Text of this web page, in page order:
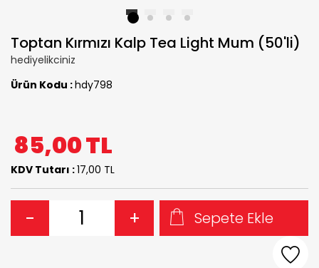
2 3 4
Toptan Kırmızı Kalp Tea Light Mum (50'li)
hediyelikciniz
Ürün Kodu :hdy798
85,00TL
KDV Tutarı :17,00 TL
- + Sepete Ekle